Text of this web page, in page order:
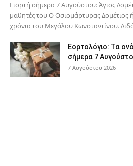
Γιορτή σήμερα 7 Αυγούστου: Άγιος
μαθητές του Ο Oσιομάρτυρας Δομέτιος
χρόνια του Μεγάλου Κωνσταντίνου.
Εορτολόγιο: Τα
σήμερα 7
7 Αυγούστου 2026